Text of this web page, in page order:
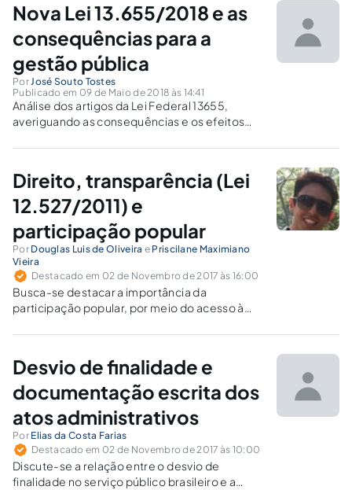
Nova Lei 13.655/2018 e as
consequências para a
gestão pública
PorJosé Souto Tostes
Publicado em 09 de Maio de 2018 às 14:41
Análise dos artigos da Lei Federal 13655,
averiguando as consequências e os efeitos
Direito, transparência (Lei
12.527/2011) e
participação popular
Por Douglas Luis de Oliveira e Priscilane Maximiano
Vieira
Destacado em 02 de Novembro de 2017 às 16:00
Busca-se destacar a importância da
participação popular, por meio do acesso à
pública eficiente, demonstrando a
Desvio de finalidade e
documentação escrita dos
atos administrativos
Por Elias da Costa Farias
Destacado em 02 de Novembro de 2017 às 10:00
Discute-se a relação entre o desvio de
finalidade no serviço público brasileiro e a